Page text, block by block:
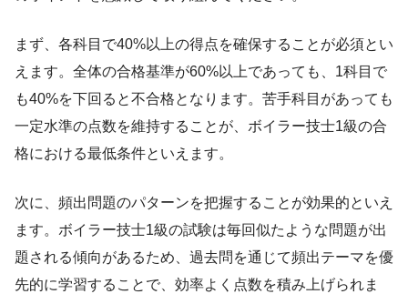
まず、各科目で40%以上の得点を確保することが必須とい
えます。全体の合格基準が60%以上であっても、1科目で
も40%を下回ると不合格となります。苦手科目があっても
一定水準の点数を維持することが、ボイラー技士1級の合
格における最低条件といえます。
次に、頻出問題のパターンを把握することが効果的といえ
ます。ボイラー技士1級の試験は毎回似たような問題が出
題される傾向があるため、過去問を通じて頻出テーマを優
先的に学習することで、効率よく点数を積み上げられま